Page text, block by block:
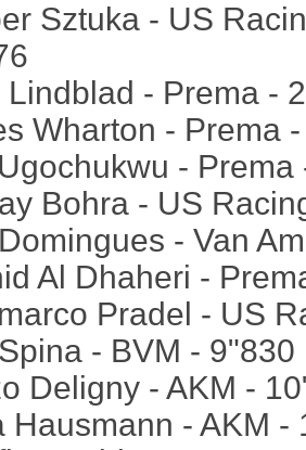
Sztuka - US
Lindblad - Prema -
Wharton - Prema
- Prema
Bohra - US
- Van
Al Dhaheri -
Pradel - US
- BVM - 9"830
Deligny - AKM -
Hausmann - AKM -